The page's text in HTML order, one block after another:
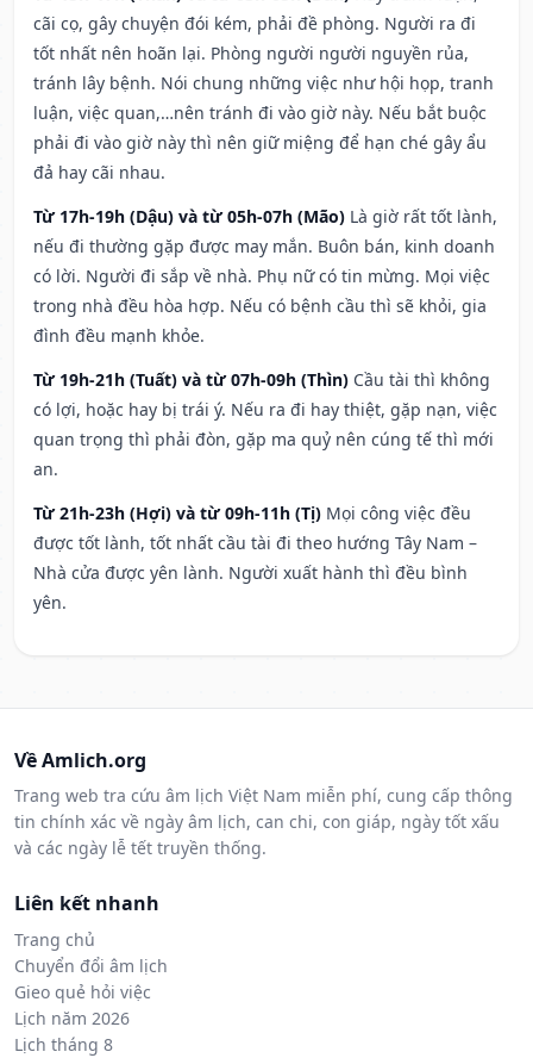
cãi cọ, gây chuyện đói kém, phải đề phòng. Người ra đi
tốt nhất nên hoãn lại. Phòng người người nguyền rủa,
tránh lây bệnh. Nói chung những việc như hội họp, tranh
luận, việc quan,…nên tránh đi vào giờ này. Nếu bắt buộc
phải đi vào giờ này thì nên giữ miệng để hạn ché gây ẩu
đả hay cãi nhau.
Từ 17h-19h (Dậu) và từ 05h-07h (Mão) Là giờ rất tốt lành,
nếu đi thường gặp được may mắn. Buôn bán, kinh doanh
có lời. Người đi sắp về nhà. Phụ nữ có tin mừng. Mọi việc
trong nhà đều hòa hợp. Nếu có bệnh cầu thì sẽ khỏi, gia
đình đều mạnh khỏe.
Từ 19h-21h (Tuất) và từ 07h-09h (Thìn) Cầu tài thì không
có lợi, hoặc hay bị trái ý. Nếu ra đi hay thiệt, gặp nạn, việc
quan trọng thì phải đòn, gặp ma quỷ nên cúng tế thì mới
an.
Từ 21h-23h (Hợi) và từ 09h-11h (Tị) Mọi công việc đều
được tốt lành, tốt nhất cầu tài đi theo hướng Tây Nam –
Nhà cửa được yên lành. Người xuất hành thì đều bình
yên.
Về Amlich.org
Trang web tra cứu âm lịch Việt Nam miễn phí, cung cấp thông
tin chính xác về ngày âm lịch, can chi, con giáp, ngày tốt xấu
và các ngày lễ tết truyền thống.
Liên kết nhanh
Trang chủ
Chuyển đổi âm lịch
Gieo quẻ hỏi việc
Lịch năm 2026
Lịch tháng 8